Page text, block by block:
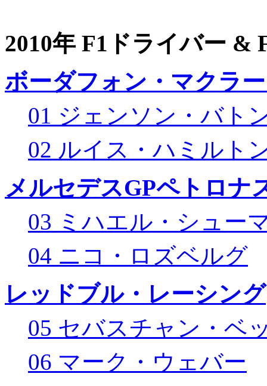
2010年 F1ドライバー &
ボーダフォン・マクラ
01 ジェンソン・バト
02 ルイス・ハミルト
メルセデスGPペトロナ
03 ミハエル・シュー
04 ニコ・ロズベルグ
レッドブル・レーシング
05 セバスチャン・ベ
06 マーク・ウェバー